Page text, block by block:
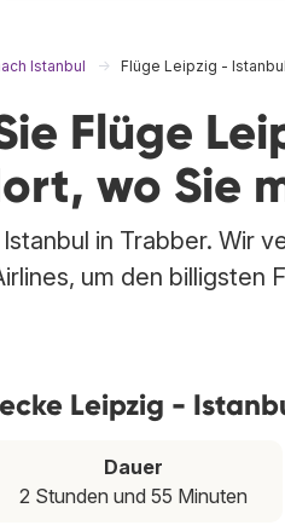
Istanbul Flüge Leipzig - Istanbul
Flüge
wo Sie
in Trabber. Wir
um den billigsten
Leipzig -
Dauer
2 Stunden und 55 Minuten